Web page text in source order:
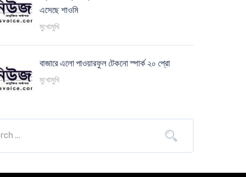
এসেছে শাওমি
মুখোমুখি
বাজারে এলো পাওয়ারফুল টেকনো স্পার্ক ২০ প্রো
মুখোমুখি